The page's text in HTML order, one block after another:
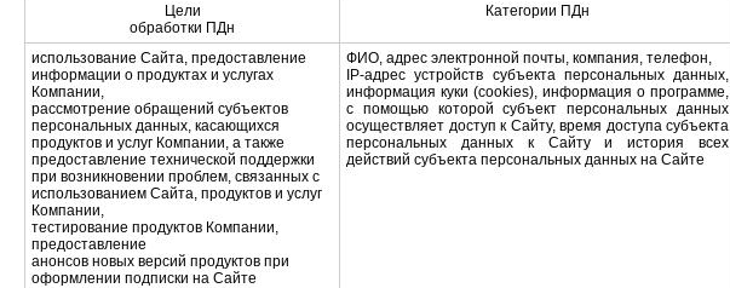
Цели
обработки ПДн
Категории ПДн
использование Сайта, предоставление
информации о продуктах и услугах
Компании,
рассмотрение обращений субъектов
персональных данных, касающихся
продуктов и услуг Компании, а также
предоставление технической поддержки
при возникновении проблем, связанных с
использованием Сайта, продуктов и услуг
Компании,
тестирование продуктов Компании,
предоставление
анонсов новых версий продуктов при
оформлении подписки на Сайте
ФИО, адрес электронной почты, компания, телефон,
IP-адрес устройств субъекта персональных данных,
информация куки (cookies), информация о программе,
с помощью которой субъект персональных данных
осуществляет доступ к Сайту, время доступа субъекта
персональных данных к Сайту и история всех
действий субъекта персональных данных на Сайте